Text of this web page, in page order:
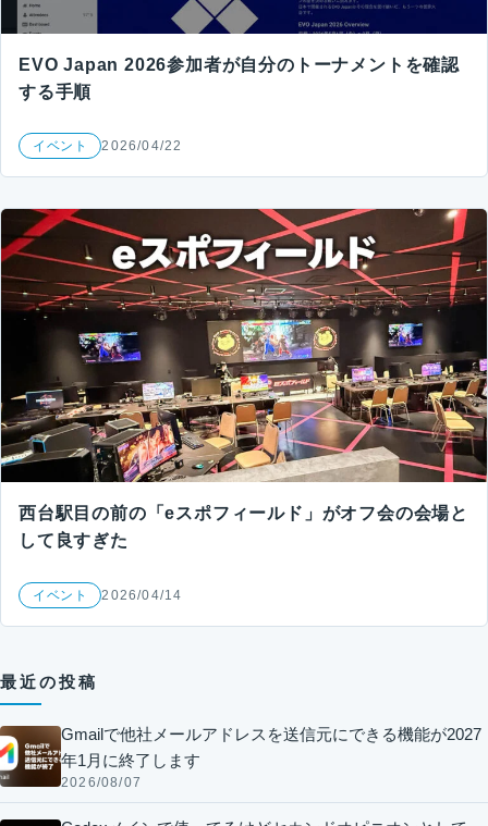
EVO Japan 2026参加者が自分のトーナメントを確認
する手順
イベント 2026/04/22
西台駅目の前の「eスポフィールド」がオフ会の会場と
して良すぎた
イベント 2026/04/14
最近の投稿
Gmailで他社メールアドレスを送信元にできる機能が2027
年1月に終了します
2026/08/07